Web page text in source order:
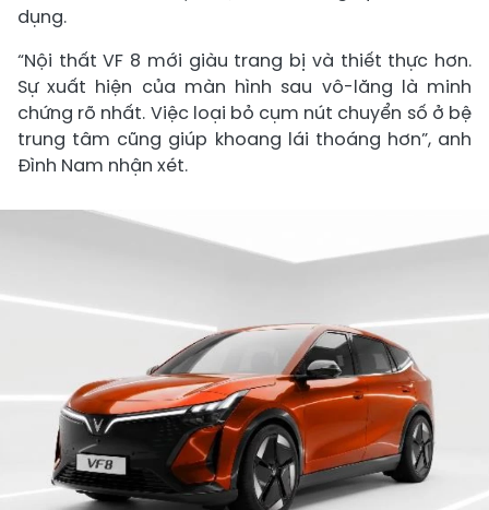
dụng.
“Nội thất VF 8 mới giàu trang bị và thiết thực hơn.
Sự xuất hiện của màn hình sau vô-lăng là minh
chứng rõ nhất. Việc loại bỏ cụm nút chuyển số ở bệ
trung tâm cũng giúp khoang lái thoáng hơn”, anh
Đình Nam nhận xét.